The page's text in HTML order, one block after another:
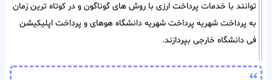
توانند با خدمات پرداخت ارزی با روش های گوناگون و در کوتاه ترین زمان
به پرداخت شهریه پرداخت شهریه دانشگاه هوهای و پرداخت اپلیکیشن
فی دانشگاه خارجی بپردازند.